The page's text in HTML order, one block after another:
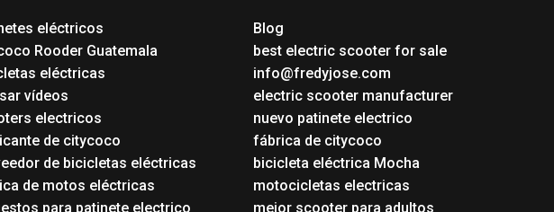
eléctricos
Rooder Guatemala
eléctricas
vídeos
electricos
de citycoco
de bicicletas eléctricas
de motos eléctricas
para patinete electrico
Blog
best electric scooter for sale
info@fredyjose.com
electric scooter manufacturer
nuevo patinete electrico
fábrica de citycoco
bicicleta eléctrica Mocha
motocicletas electricas
mejor scooter para adultos